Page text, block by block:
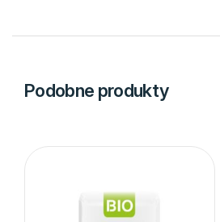
Podobne produkty